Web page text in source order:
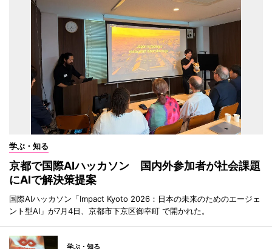
学ぶ・知る
京都で国際AIハッカソン 国内外参加者が社会課題
にAIで解決策提案
国際AIハッカソン「Impact Kyoto 2026：日本の未来のためのエージェ
ント型AI」が7月4日、京都市下京区御幸町 で開かれた。
学ぶ・知る